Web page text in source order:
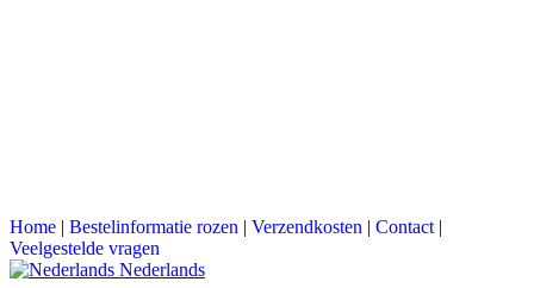
Home | Bestelinformatie rozen | Verzendkosten | Contact |
Veelgestelde vragen
Nederlands